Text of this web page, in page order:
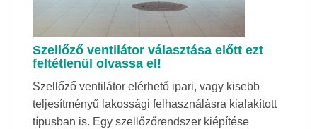
Szellőző ventilátor választása előtt ezt
feltétlenül olvassa el!
Szellőző ventilátor elérhető ipari, vagy kisebb
teljesítményű lakossági felhasználásra kialakított
típusban is. Egy szellőzőrendszer kiépítése